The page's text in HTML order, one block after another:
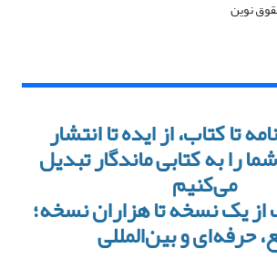
تا کتاب، از ایده تا انتشار
را به کتابی ماندگار تبدیل
می‌کنیم
یک نسخه تا هزاران نسخه؛
حرفه‌ای و بین‌المللی